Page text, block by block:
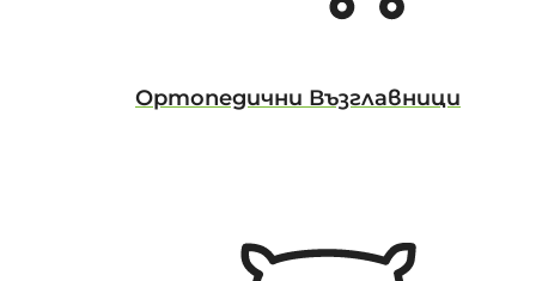
Ортопедични Възглавници